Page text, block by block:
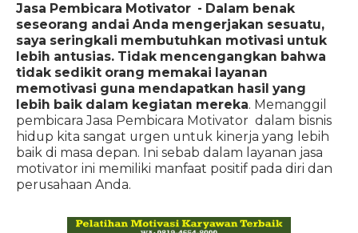
Jasa Pembicara Motivator - Dalam benak
seseorang andai Anda mengerjakan sesuatu,
saya seringkali membutuhkan motivasi untuk
lebih antusias. Tidak mencengangkan bahwa
tidak sedikit orang memakai layanan
memotivasi guna mendapatkan hasil yang
lebih baik dalam kegiatan mereka. Memanggil
pembicara Jasa Pembicara Motivator dalam bisnis
hidup kita sangat urgen untuk kinerja yang lebih
baik di masa depan. Ini sebab dalam layanan jasa
motivator ini memiliki manfaat positif pada diri dan
perusahaan Anda.